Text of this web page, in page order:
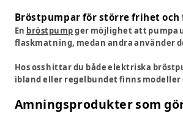
Bröstpumpar för större frihet
En bröstpumpger möjlighet att pumpa
flaskmatning, medan andra använder
Hos oss hittar du både elektriska
ibland eller regelbundet finns modeller
Amningsprodukter som